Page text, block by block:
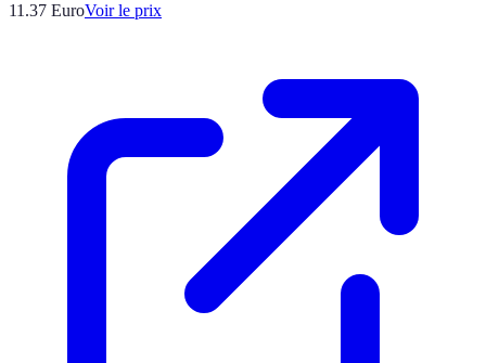
11.37 EuroVoir le prix